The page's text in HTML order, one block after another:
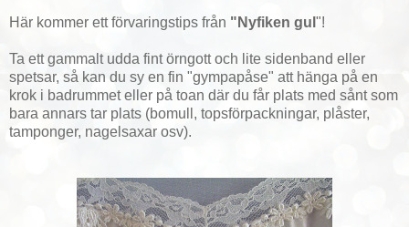
Här kommer ett förvaringstips från "Nyfiken gul "!
Ta ett gammalt udda fint örngott och lite sidenband eller
spetsar, så kan du sy en fin "gympapåse" att hänga på en
krok i badrummet eller på toan där du får plats med sånt som
bara annars tar plats (bomull, topsförpackningar, plåster,
tamponger, nagelsaxar osv).